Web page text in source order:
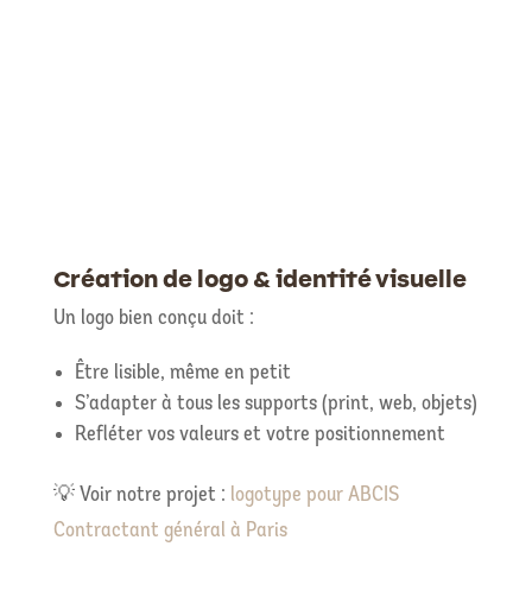
Création de logo & identité visuelle
Un logo bien conçu doit :
Être lisible, même en petit
S’adapter à tous les supports (print, web, objets)
Refléter vos valeurs et votre positionnement
💡 Voir notre projet : logotype pour ABCIS
Contractant général à Paris